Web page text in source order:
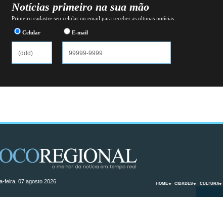
Notícias primeiro na sua mão
Primeiro cadastre seu celular ou email para receber as ultimas notícias.
Celular E-mail
feira, 07 agosto 2026 HOME CIDADES CULTURA